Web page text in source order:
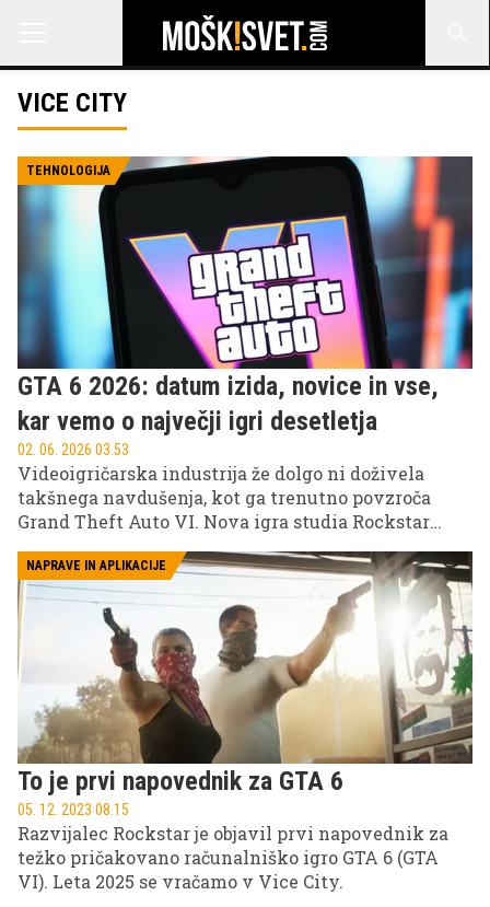
VICE CITY
TEHNOLOGIJA
GTA 6 2026: datum izida, novice in vse,
kar vemo o največji igri desetletja
02. 06. 2026 03.53
Videoigričarska industrija že dolgo ni doživela
takšnega navdušenja, kot ga trenutno povzroča
Grand Theft Auto VI. Nova igra studia Rockstar
let, zanimanje igralcev pa je tako veliko, da vsaka
nova informacija v nekaj minutah zaokroži svet.
NAPRAVE IN APLIKACIJE
To je prvi napovednik za GTA 6
05. 12. 2023 08.15
Razvijalec Rockstar je objavil prvi napovednik za
težko pričakovano računalniško igro GTA 6 (GTA
VI). Leta 2025 se vračamo v Vice City.